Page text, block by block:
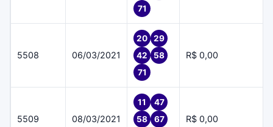
71
5508 06/03/2021
20
29
42
58
71
R$ 0,00
5509 08/03/2021
11
47
58
67
R$ 0,00